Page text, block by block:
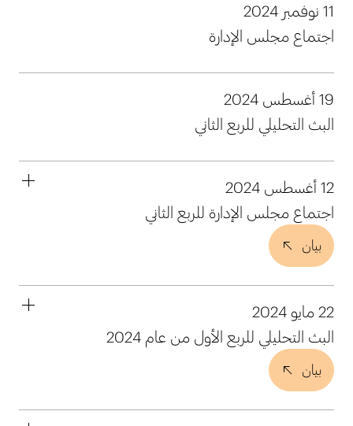
11 نوفمبر 2024
اجتماع مجلس الإدارة
19 أغسطس 2024
البث التحليلي للربع الثاني
12 أغسطس 2024
اجتماع مجلس الإدارة للربع الثاني
بيان
22 مايو 2024
البث التحليلي للربع الأول من عام 2024
بيان